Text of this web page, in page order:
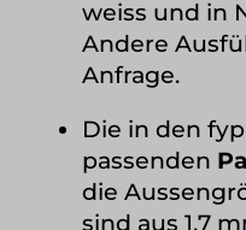
weiss und in
Andere
Anfrage.
Die in den
passenden
die
sind aus 1,7